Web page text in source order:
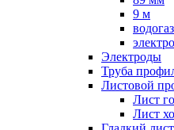
9 м
Электроды
Труба
Листовой
Лист
Лист